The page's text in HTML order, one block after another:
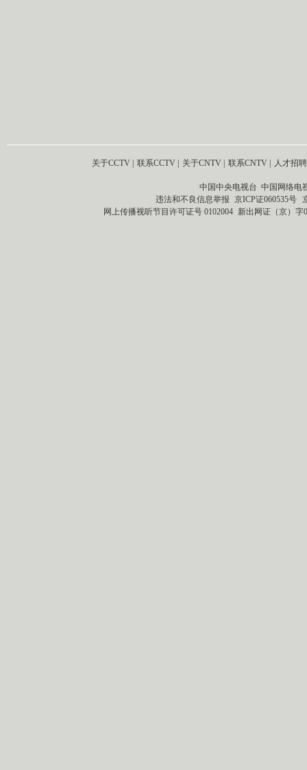
关于CCTV 联系CCTV 关于CNTV 联系CNTV 人才招聘
中国中央电视台 中国网络电
违法和不良信息举报 京ICP证060535号
网上传播视听节目许可证号 0102004 新出网证（京）